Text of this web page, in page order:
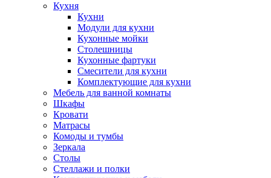
Кухня
Кухни
Модули для кухни
Кухонные мойки
Столешницы
Кухонные фартуки
Смесители для кухни
Комплектующие для кухни
Мебель для ванной комнаты
Шкафы
Кровати
Матрасы
Комоды и тумбы
Зеркала
Столы
Стеллажи и полки